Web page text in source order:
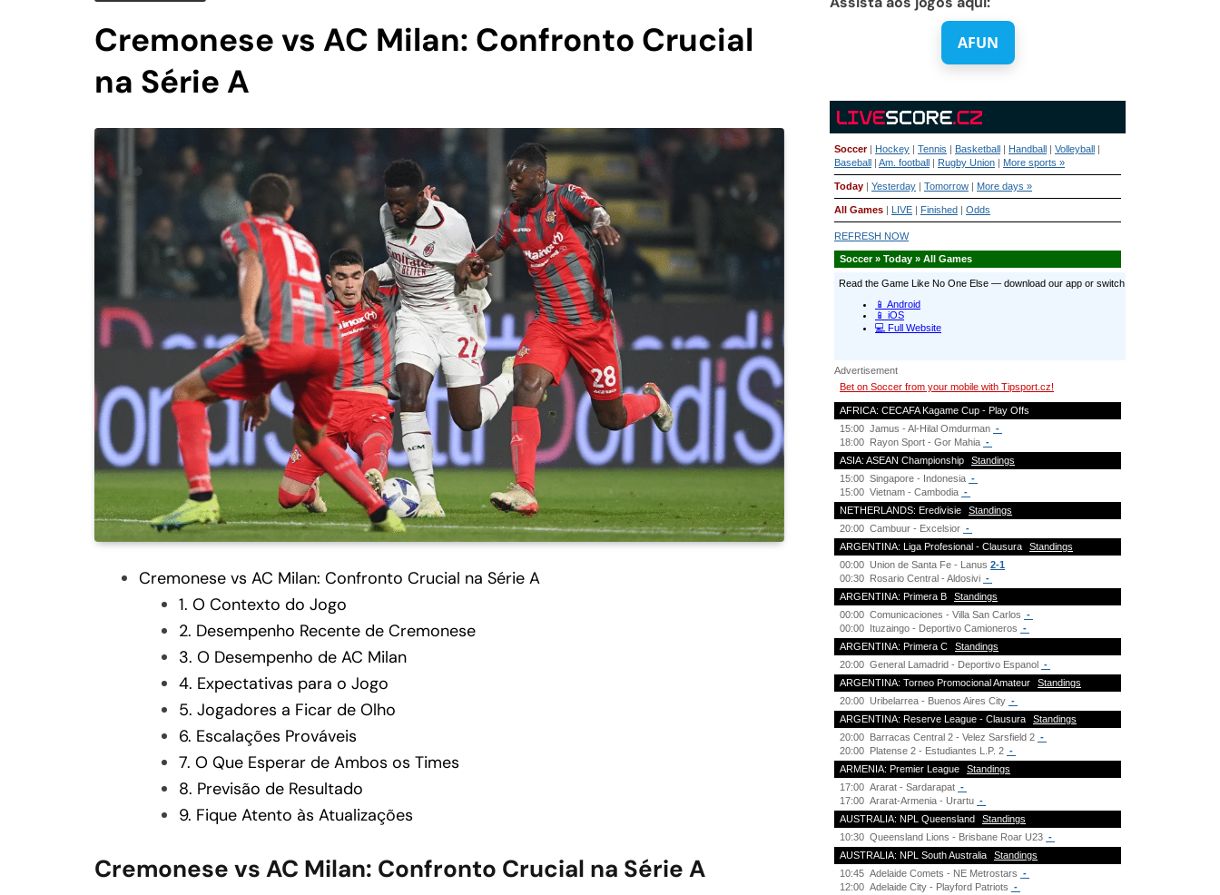
Cremonese vs AC Milan: Confronto Crucial
na Série A
Cremonese vs AC Milan: Confronto Crucial na Série A
1. O Contexto do Jogo
2. Desempenho Recente de Cremonese
3. O Desempenho de AC Milan
4. Expectativas para o Jogo
5. Jogadores a Ficar de Olho
6. Escalações Prováveis
7. O Que Esperar de Ambos os Times
8. Previsão de Resultado
9. Fique Atento às Atualizações
Cremonese vs AC Milan: Confronto Crucial na Série A
AFUN